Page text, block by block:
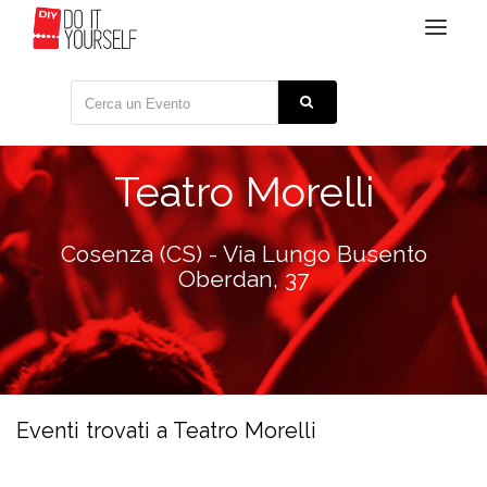
Toggle
Teatro Morelli
Cosenza (CS) - Via Lungo Busento
Oberdan, 37
Eventi trovati a Teatro Morelli